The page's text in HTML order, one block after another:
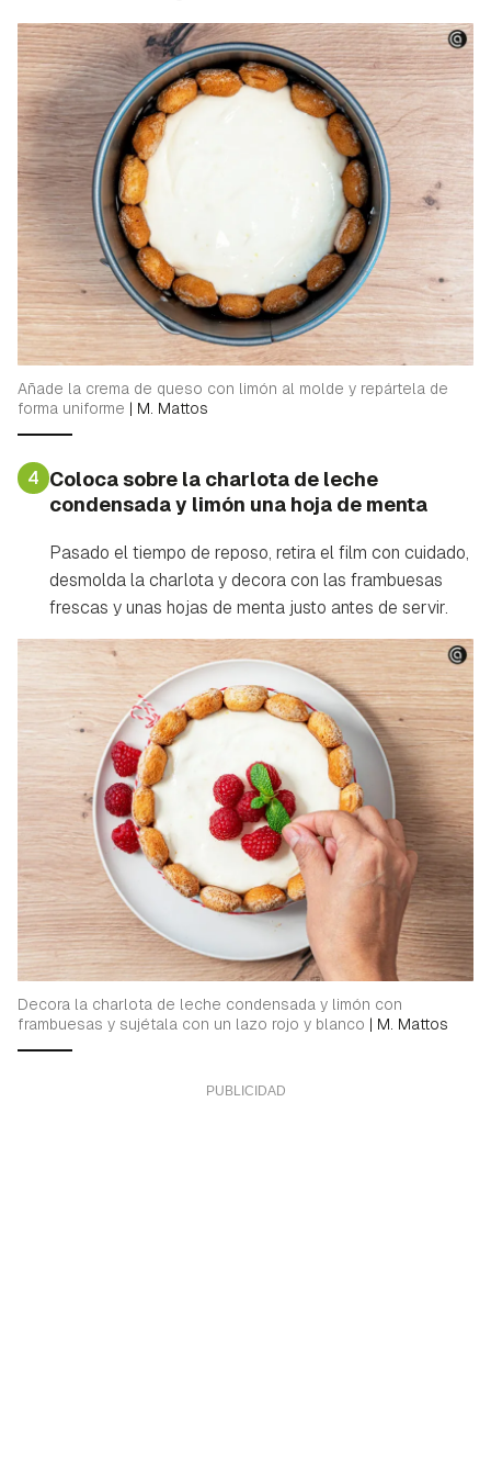
Guardar como favorito
Para poder guardar como favorito, primero has de
iniciar sesión con tu cuenta de Hogarmanía.
INICIAR SESIÓN CANCELAR
Añade la crema de queso con limón al molde y repártela de
forma uniforme | M. Mattos
4 Coloca sobre la charlota de leche
condensada y limón una hoja de menta
Pasado el tiempo de reposo, retira el film con cuidado,
desmolda la charlota y decora con las frambuesas
frescas y unas hojas de menta justo antes de servir.
Decora la charlota de leche condensada y limón con
frambuesas y sujétala con un lazo rojo y blanco | M. Mattos
Gracias por suscribirte a nuestro boletín.
ACEPTAR